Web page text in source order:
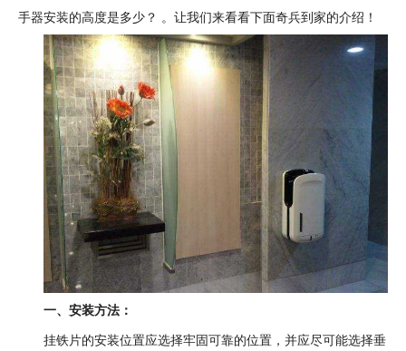
手器安装的高度是多少？ 。让我们来看看下面奇兵到家的介绍！
一、安装方法：
挂铁片的安装位置应选择牢固可靠的位置，并应尽可能选择垂